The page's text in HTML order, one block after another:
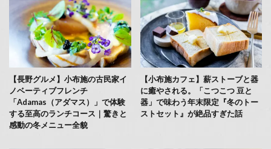
【長野グルメ】小布施の古民家イ
ノベーティブフレンチ
「Adamas（アダマス）」で体験
する至高のランチコース｜驚きと
感動の冬メニュー全貌
【小布施カフェ】薪ストーブと器
に癒やされる。「こつこつ 豆と
器」で味わう年末限定『冬のトー
ストセット』が絶品すぎた話